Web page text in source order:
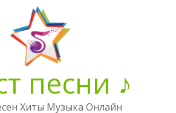
песни ♪
Хиты Музыка Онлайн